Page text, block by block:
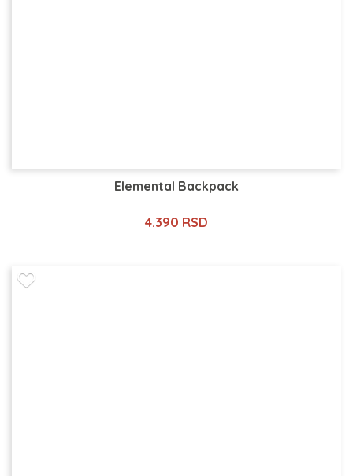
Elemental Backpack
4.390 RSD